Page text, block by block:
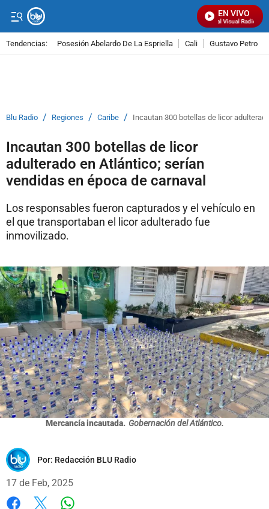
EN VIVO
Señal Visual Radio
Tendencias: Posesión Abelardo De La Espriella Cali Gustavo Petro
Blu Radio / Regiones / Caribe / Incautan 300 botellas de licor
Incautan 300 botellas de licor
adulterado en Atlántico; serían
vendidas en época de carnaval
Los responsables fueron capturados y el vehículo en
el que transportaban el licor adulterado fue
inmovilizado.
Mercancía incautada. Gobernación del Atlántico.
Por: Redacción BLU Radio
17 de Feb, 2025